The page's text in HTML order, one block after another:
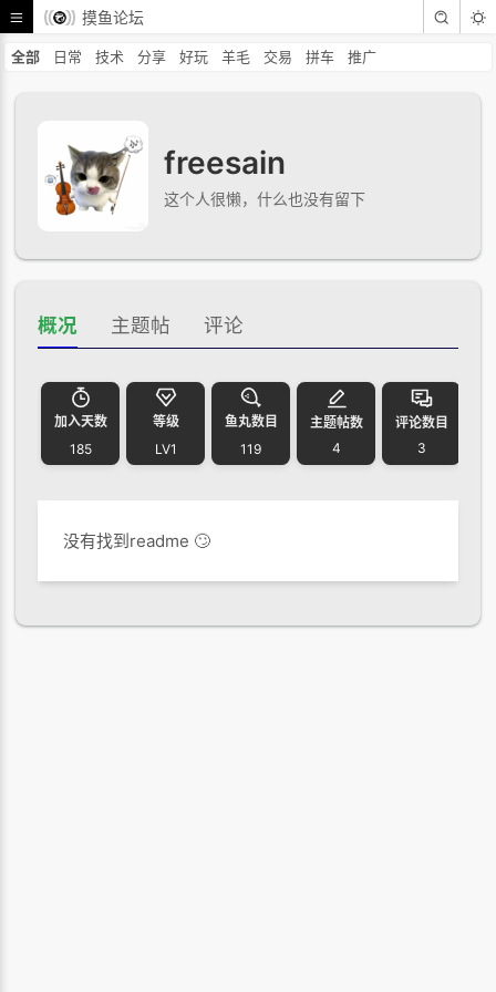
摸鱼论坛
全部 日常 技术 分享 好玩 羊毛 交易 拼车 推广
freesain
这个人很懒，什么也没有留下
概况 主题帖 评论
加入天数
185
等级
LV1
鱼丸数目
119
主题帖数
4
评论数目
3
没有找到readme 🙄